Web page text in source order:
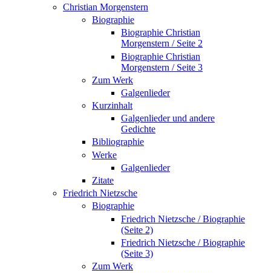
Christian Morgenstern
Biographie
Biographie Christian
Morgenstern / Seite 2
Biographie Christian
Morgenstern / Seite 3
Zum Werk
Galgenlieder
Kurzinhalt
Galgenlieder und andere
Gedichte
Bibliographie
Werke
Galgenlieder
Zitate
Friedrich Nietzsche
Biographie
Friedrich Nietzsche / Biographie
(Seite 2)
Friedrich Nietzsche / Biographie
(Seite 3)
Zum Werk